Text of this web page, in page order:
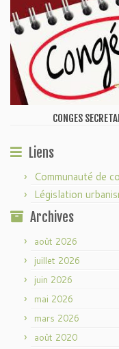
CONGES
Liens
Communauté de
Législation
Archives
août 2026
juillet 2026
juin 2026
mai 2026
mars 2026
août 2020